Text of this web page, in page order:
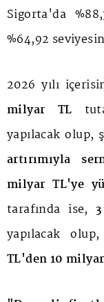
Sigorta'da
%64,92
2026 yılı
milyar TL
yapılacak
artırımıyla
milyar TL'ye
tarafında ise,
yapılacak
TL'den 10